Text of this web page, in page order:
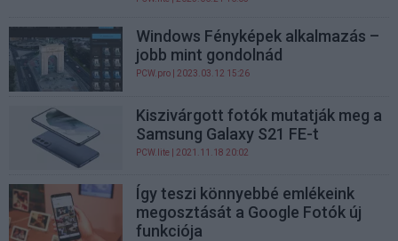
Windows Fényképek alkalmazás –
jobb mint gondolnád
PCW.pro | 2023.03.12 15:26
Kiszivárgott fotók mutatják meg a
Samsung Galaxy S21 FE-t
PCW.lite | 2021.11.18 20:02
Így teszi könnyebbé emlékeink
megosztását a Google Fotók új
funkciója